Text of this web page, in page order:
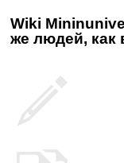
Wiki
же людей, как